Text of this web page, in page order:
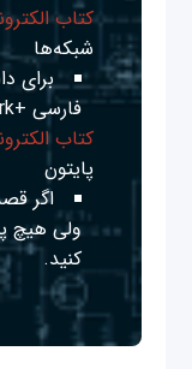
کتاب
شبکه‌ها
برای
فارسی +Network
کتاب
پایتون
اگر
ولی هیچ
کنید.